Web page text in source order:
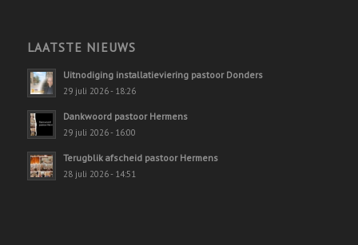
LAATSTE NIEUWS
Uitnodiging installatieviering pastoor Donders
29 juli 2026 - 18:26
Dankwoord pastoor Hermens
29 juli 2026 - 16:00
Terugblik afscheid pastoor Hermens
28 juli 2026 - 14:51